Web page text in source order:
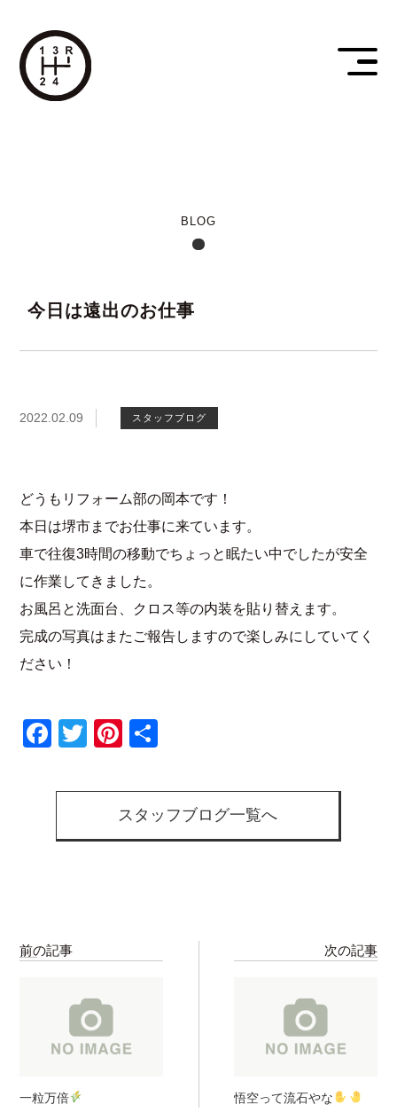
今日は遠出のお仕事
BLOG
2022.02.09 スタッフブログ
どうもリフォーム部の岡本です！
本日は堺市までお仕事に来ています。
車で往復3時間の移動でちょっと眠たい中でしたが安全
に作業してきました。
お風呂と洗面台、クロス等の内装を貼り替えます。
完成の写真はまたご報告しますので楽しみにしていてく
ださい！
Facebook
TwitterPinterest
スタッフブログ一覧へ
前の記事
一粒万倍
次の記事
悟空って流石やな